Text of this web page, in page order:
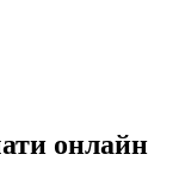
онлайн